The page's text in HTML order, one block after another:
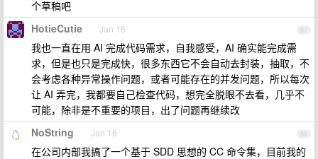
个草稿吧
87
HotieCutie Jan 16
我也一直在用 AI 完成代码需求，自我感受，AI 确实能完成需
求，但是也只是完成快，很多东西它不会自动去封装，抽取，不
会考虑各种异常操作问题，或者可能存在的并发问题，所以每次
让 AI 弄完，我都要自己检查代码，想完全脱眼不去看，几乎不
可能，除非是不重要的项目，出了问题再继续改
88
NoString Jan 16
在公司内部我搞了一个基于 SDD 思想的 CC 命令集，目前我的